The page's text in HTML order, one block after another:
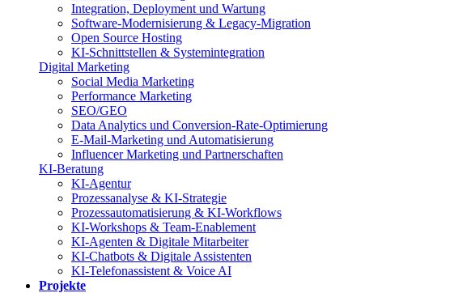
Integration, Deployment und Wartung
Software-Modernisierung & Legacy-Migration
Open Source Hosting
KI-Schnittstellen & Systemintegration
Digital Marketing
Social Media Marketing
Performance Marketing
SEO/GEO
Data Analytics und Conversion-Rate-Optimierung
E-Mail-Marketing und Automatisierung
Influencer Marketing und Partnerschaften
KI-Beratung
KI-Agentur
Prozessanalyse & KI-Strategie
Prozessautomatisierung & KI-Workflows
KI-Workshops & Team-Enablement
KI-Agenten & Digitale Mitarbeiter
KI-Chatbots & Digitale Assistenten
KI-Telefonassistent & Voice AI
Projekte